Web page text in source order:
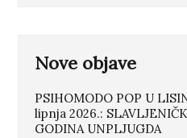
Nove objave
PSIHOMODO POP U
lipnja 2026.:
GODINA UNPLJUGDA